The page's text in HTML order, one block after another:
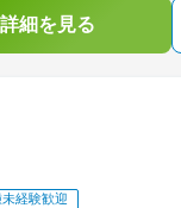
細を見る
経験歓迎